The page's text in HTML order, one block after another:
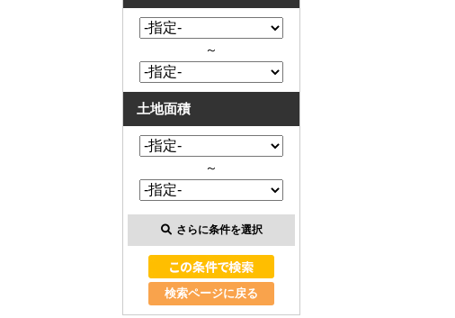
～
土地面積
～
さらに条件を選択
検索ページに戻る